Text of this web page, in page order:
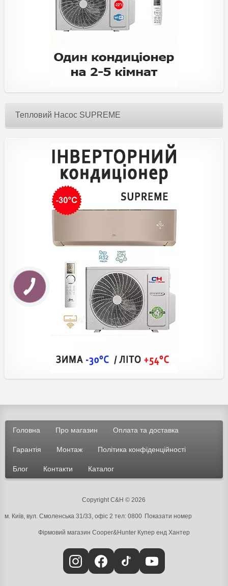
Тепловий Насос SUPREME
Головна Про магазин Оплата та доставка
Гарантія Монтаж Політика конфіденційності
Блог Контакти Каталог
Copyright C&H © 2026
м. Київ, вул. Смоленська 31/33, офіс 2 тел: 0800 Показати номер
Фірмовий магазин Cooper&Hunter Купер енд Хантер
КНОПКА
ЗВ'ЯЗКУ